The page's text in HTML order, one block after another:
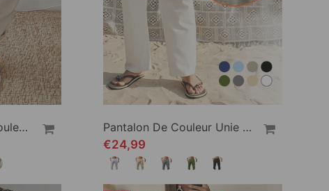
Pantalon Pur Coton Couleur Unie
Pantalon De Couleur Unie Respirant En Coton Lin
€24,99